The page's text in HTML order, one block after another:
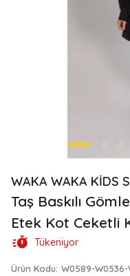
WAKA WAKA KİDS
Taş Baskılı
Etek Kot Ceketli
Tükeniyor
Ürün Kodu: W0589-W0536-